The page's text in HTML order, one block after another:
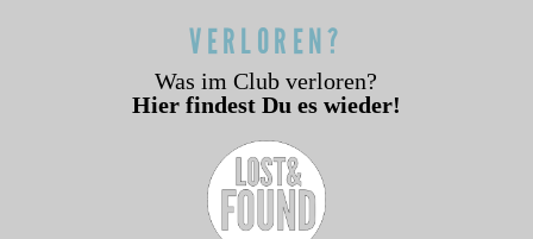
VERLOREN?
Was im Club verloren?
Hier findest Du es wieder!